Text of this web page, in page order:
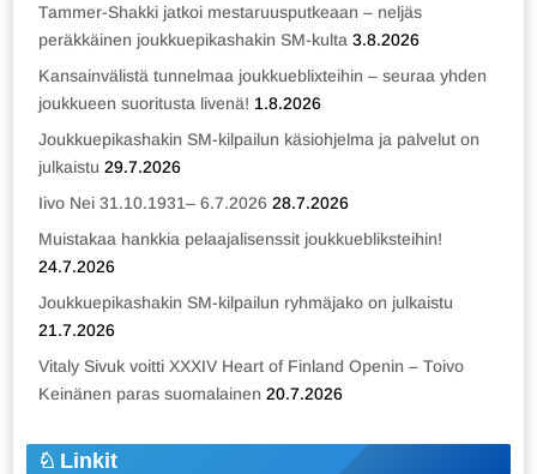
Tammer-Shakki jatkoi mestaruusputkeaan – neljäs
peräkkäinen joukkuepikashakin SM-kulta 3.8.2026
Kansainvälistä tunnelmaa joukkueblixteihin – seuraa yhden
joukkueen suoritusta livenä! 1.8.2026
Joukkuepikashakin SM-kilpailun käsiohjelma ja palvelut on
julkaistu 29.7.2026
Iivo Nei 31.10.1931– 6.7.2026 28.7.2026
Muistakaa hankkia pelaajalisenssit joukkuebliksteihin!
24.7.2026
Joukkuepikashakin SM-kilpailun ryhmäjako on julkaistu
21.7.2026
Vitaly Sivuk voitti XXXIV Heart of Finland Openin – Toivo
Keinänen paras suomalainen 20.7.2026
Linkit